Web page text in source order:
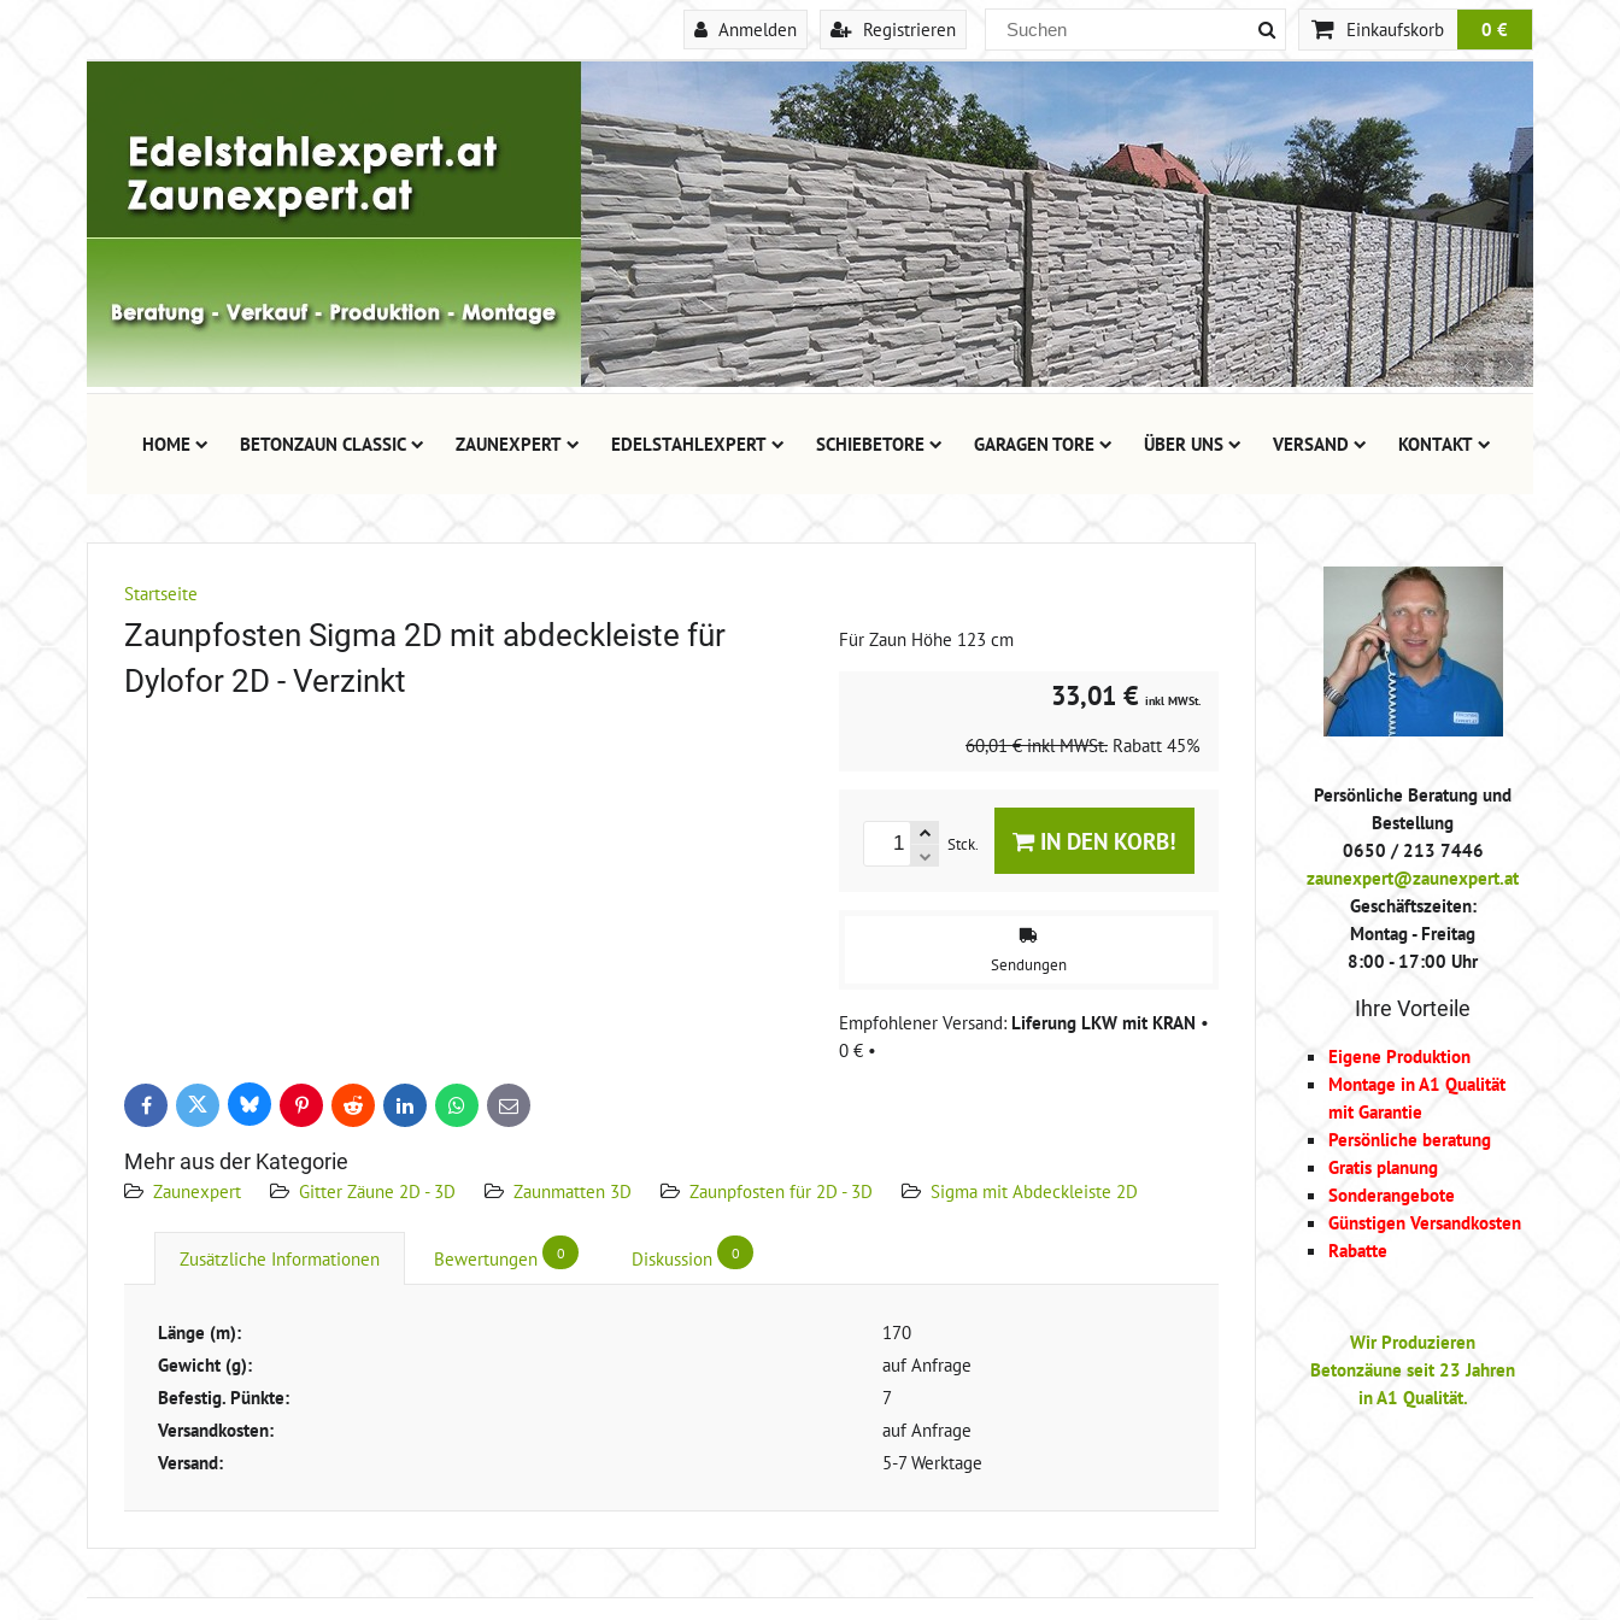
Anmelden Registrieren Einkaufskorb 0 €
HOME BETONZAUN CLASSIC ZAUNEXPERT EDELSTAHLEXPERT SCHIEBETORE GARAGEN TORE ÜBER UNS VERSAND KONTAKT
Startseite
Zaunpfosten Sigma 2D mit abdeckleiste für
Dylofor 2D - Verzinkt
Für Zaun Höhe 123 cm
33,01 € inkl MWSt.
60,01 € inkl MWSt. Rabatt 45%
Stck. IN DEN KORB!
Sendungen
Liferung LKW mit KRAN •
0 € •
FacebookTwitter BlueskyPinterestReddit LinkedInWhatsApp
E-
mail
Mehr aus der Kategorie
Zaunexpert Gitter Zäune 2D - 3D Zaunmatten 3D Zaunpfosten für 2D - 3D Sigma mit Abdeckleiste 2D
Zusätzliche Informationen Bewertungen 0 Diskussion 0
Länge (m):
170
Gewicht (g):
auf Anfrage
Befestig. Pünkte:
7
Versandkosten:
auf Anfrage
Versand:
5-7 Werktage
Persönliche Beratung und
Bestellung
0650 / 213 7446
zaunexpert@zaunexpert.at
Geschäftszeiten:
Montag - Freitag
8:00 - 17:00 Uhr
Ihre Vorteile
Eigene Produktion
Montage in A1 Qualität
mit Garantie
Persönliche beratung
Gratis planung
Sonderangebote
Günstigen Versandkosten
Rabatte
Wir Produzieren
Betonzäune seit 23 Jahren
in A1 Qualität.